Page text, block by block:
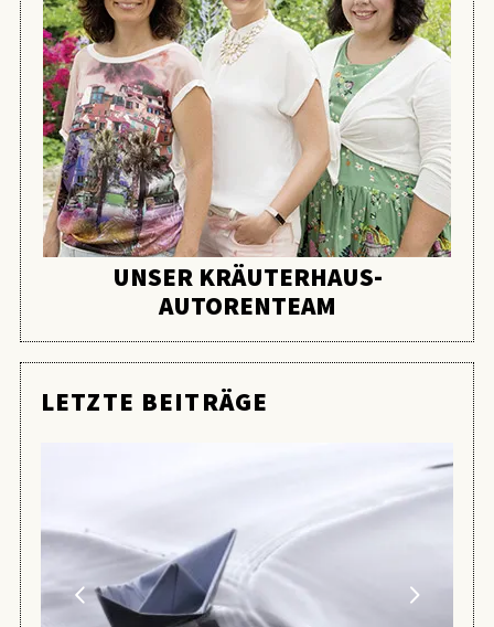
UNSER KRÄUTERHAUS-
AUTORENTEAM
LETZTE BEITRÄGE